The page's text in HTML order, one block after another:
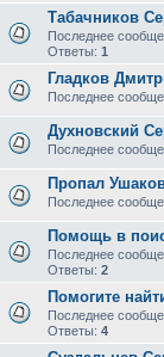
Табачников
Последнее
Ответы: 1
Гладков
Последнее
Духновский
Последнее
Пропал
Последнее
Помощь в
Последнее
Ответы: 2
Помогите
Последнее
Ответы: 4